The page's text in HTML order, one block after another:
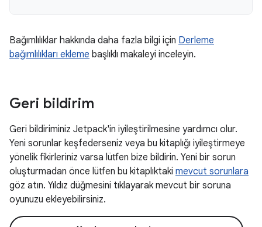
Bağımlılıklar hakkında daha fazla bilgi için Derleme
bağımlılıkları ekleme başlıklı makaleyi inceleyin.
Geri bildirim
Geri bildiriminiz Jetpack'in iyileştirilmesine yardımcı olur.
Yeni sorunlar keşfederseniz veya bu kitaplığı iyileştirmeye
yönelik fikirleriniz varsa lütfen bize bildirin. Yeni bir sorun
oluşturmadan önce lütfen bu kitaplıktaki mevcut sorunlara
göz atın. Yıldız düğmesini tıklayarak mevcut bir soruna
oyunuzu ekleyebilirsiniz.